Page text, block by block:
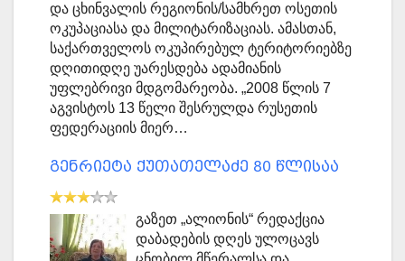
და ცხინვალის რეგიონის/სამხრეთ ოსეთის
ოკუპაციასა და მილიტარიზაციას. ამასთან,
საქართველოს ოკუპირებულ ტერიტორიებზე
დღითიდღე უარესდება ადამიანის
უფლებრივი მდგომარეობა. „2008 წლის 7
აგვისტოს 13 წელი შესრულდა რუსეთის
ფედერაციის მიერ…
გენრიეტა ქუთათელაძე 80 წლისაა
გაზეთ „ალიონის“ რედაქცია
დაბადების დღეს ულოცავს